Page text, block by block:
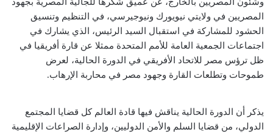
المصريين في ولايتي نيويورك ونيوجيرسي، في التنظيم وتنسيق
الحشود للمشاركة في استقبال السيد الرئيس، الذي يشارك في
اجتماعات الجمعية العامة للأمم المتحدة ممثلا عن قارة أفريقيا في
ظل ترؤس مصر للاتحاد الأفريقي في الدورة الحالية، لعرض
طموحات وتطلعات القارة وجهود مصر في محاربة الإرهاب.
يذكر أن الدورة الحالية يناقش فيها قادة العالم كل قضايا المجتمع
الدولي، من قضايا السلم والأمن الدوليين، وإدارة الصراعات الإقليمية